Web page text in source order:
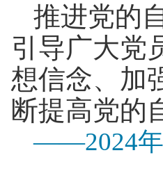
推进党的
引导广大党
想信念、加
断提高党的
——2024年